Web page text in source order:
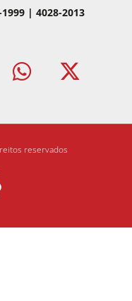
| 4028-2013
reservados